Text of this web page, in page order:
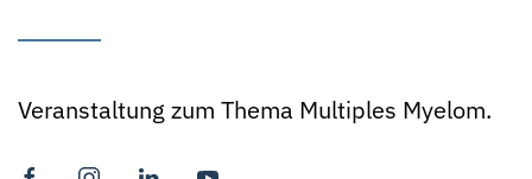
Veranstaltung zum Thema Multiples Myelom.